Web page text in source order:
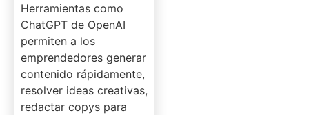
Herramientas como
ChatGPT de OpenAI
permiten a los
emprendedores generar
contenido rápidamente,
resolver ideas creativas,
redactar copys para